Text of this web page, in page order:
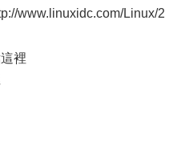
www.linuxidc.com/Linux/2
裡